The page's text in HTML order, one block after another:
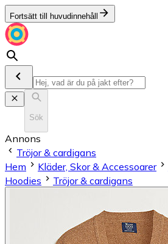
Fortsätt till huvudinnehåll
Sök
Annons
Tröjor & cardigans
Hem
Kläder, Skor & Accessoarer
Hoodies
Tröjor & cardigans